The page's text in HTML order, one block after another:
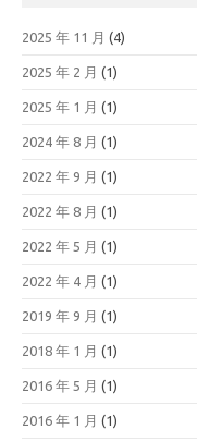
2025 年 11 月 (4)
2025 年 2 月 (1)
2025 年 1 月 (1)
2024 年 8 月 (1)
2022 年 9 月 (1)
2022 年 8 月 (1)
2022 年 5 月 (1)
2022 年 4 月 (1)
2019 年 9 月 (1)
2018 年 1 月 (1)
2016 年 5 月 (1)
2016 年 1 月 (1)